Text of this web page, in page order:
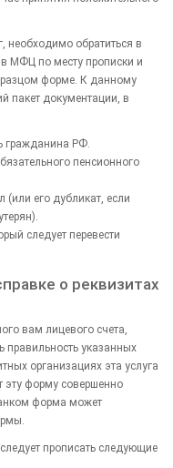
необходимо обратиться в
МФЦ по месту прописки и
форме. К данному
пакет документации, в
гражданина РФ.
пенсионного
(или его дубликат, если
следует перевести
о реквизитах
вам лицевого счета,
правильность указанных
организациях эта услуга
эту форму совершенно
форма может
прописать следующие